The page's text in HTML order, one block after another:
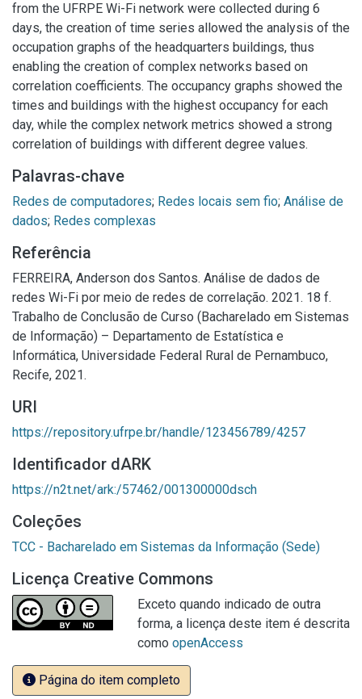
from the UFRPE Wi-Fi network were collected during 6
days, the creation of time series allowed the analysis of the
occupation graphs of the headquarters buildings, thus
enabling the creation of complex networks based on
correlation coefficients. The occupancy graphs showed the
times and buildings with the highest occupancy for each
day, while the complex network metrics showed a strong
correlation of buildings with different degree values.
Palavras-chave
Redes de computadores; Redes locais sem fio; Análise de
dados; Redes complexas
Referência
FERREIRA, Anderson dos Santos. Análise de dados de
redes Wi-Fi por meio de redes de correlação. 2021. 18 f.
Trabalho de Conclusão de Curso (Bacharelado em Sistemas
de Informação) – Departamento de Estatística e
Informática, Universidade Federal Rural de Pernambuco,
Recife, 2021.
URI
https://repository.ufrpe.br/handle/123456789/4257
Identificador dARK
https://n2t.net/ark:/57462/001300000dsch
Coleções
TCC - Bacharelado em Sistemas da Informação (Sede)
Licença Creative Commons
Exceto quando indicado de outra
forma, a licença deste item é descrita
como openAccess
Página do item completo